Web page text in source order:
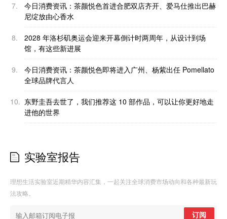
7.
今日消费资讯：茶颜悦色首进合肥双店齐开、爱马仕推出巴赫
尼绽放由心香水
8.
2028 年洛杉矶奥运会迎来开幕倒计时两周年，从设计到场
馆，有这些新进展
9.
今日消费资讯：茶颜悦色即将进入广州、杨紫出任 Pomellato
全球品牌代言人
10. 东野圭吾去世了，我们推荐这 10 部作品，可以让你更好地走
进他的世界
实验室报告
理想生活实验室近期精华内容汇集，一起关注全球消费市场动向和各种最新玩
法攻略。